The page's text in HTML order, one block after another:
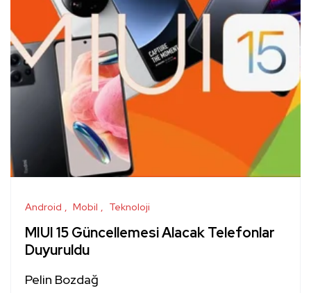
Android Mobil Teknoloji
MIUI 15 Güncellemesi Alacak Telefonlar
Duyuruldu
Pelin Bozdağ